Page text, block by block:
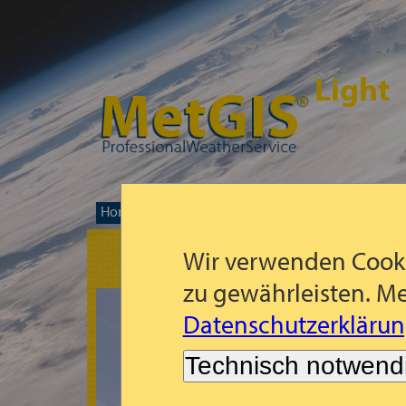
Wir verwenden
zu gewährleisten.
Technisch
Light
Home
Es tut uns leid!